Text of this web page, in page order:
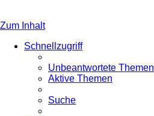
Zum Inhalt
Schnellzugriff
Unbeantwortete Themen
Aktive Themen
Suche